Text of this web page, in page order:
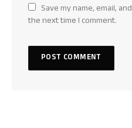
Save my name, email,
the next time I comment.